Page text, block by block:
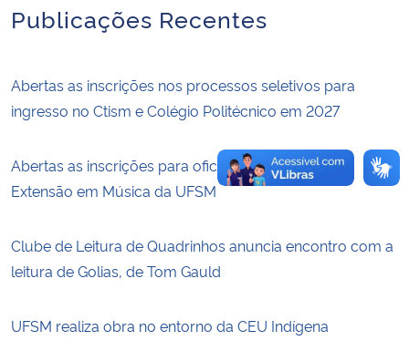
Publicações Recentes
Abertas as inscrições nos processos seletivos para
ingresso no Ctism e Colégio Politécnico em 2027
Abertas as inscrições para oficinas do Projeto de
Extensão em Música da UFSM
Clube de Leitura de Quadrinhos anuncia encontro com a
leitura de Golias, de Tom Gauld
UFSM realiza obra no entorno da CEU Indígena